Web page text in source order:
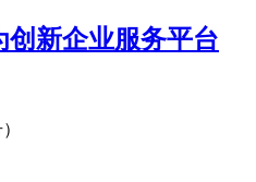
创新企业服务平台